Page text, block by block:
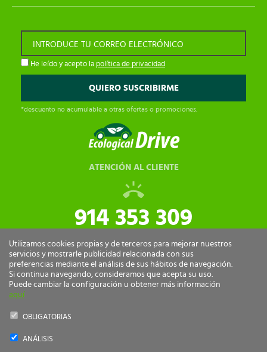
INTRODUCE TU CORREO ELECTRÓNICO
He leído y acepto la política de privacidad
*descuento no acumulable a otras ofertas o promociones.
ATENCIÓN AL CLIENTE
914 353 309
tiendaonline@ecologicaldrive.com
Utilizamos cookies propias y de terceros para mejorar nuestros
servicios y mostrarle publicidad relacionada con sus
preferencias mediante el análisis de sus hábitos de navegación.
Si continua navegando, consideramos que acepta su uso.
Puede cambiar la configuración u obtener más información
aquí
OBLIGATORIAS
ANÁLISIS